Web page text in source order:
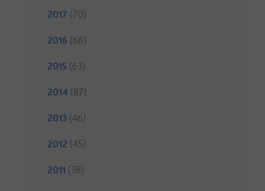
2017 (70)
2016 (66)
2015 (63)
2014 (87)
2013 (46)
2012 (45)
2011 (38)